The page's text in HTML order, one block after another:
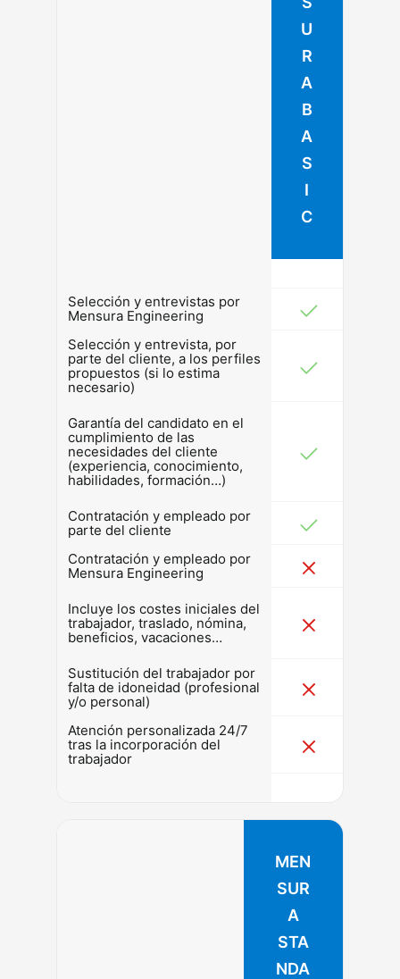
Selección y entrevistas por
Mensura Engineering
Selección y entrevista, por
parte del cliente, a los perfiles
propuestos (si lo estima
necesario)
Garantía del candidato en el
cumplimiento de las
necesidades del cliente
(experiencia, conocimiento,
habilidades, formación…)
Contratación y empleado por
parte del cliente
Contratación y empleado por
Mensura Engineering
Incluye los costes iniciales del
trabajador, traslado, nómina,
beneficios, vacaciones…
Sustitución del trabajador por
falta de idoneidad (profesional
y/o personal)
Atención personalizada 24/7
tras la incorporación del
trabajador
U
R
A
B
A
S
I
C
MEN
SUR
A
STA
NDA